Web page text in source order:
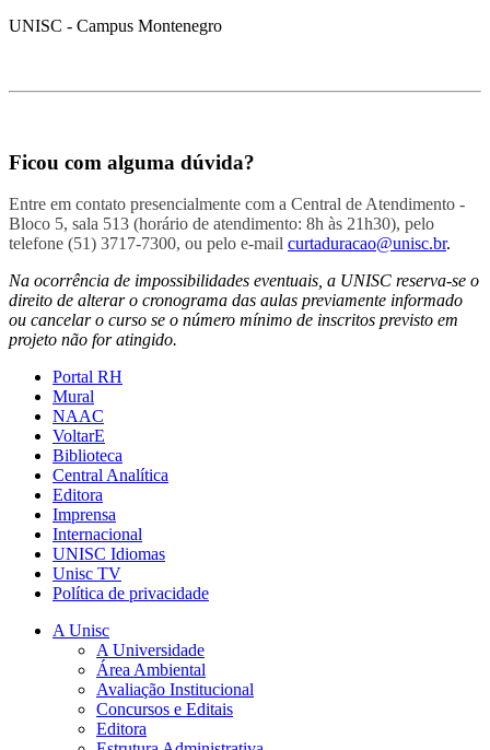
UNISC - Campus Montenegro
Ficou com alguma dúvida?
Entre em contato presencialmente com a Central de Atendimento -
Bloco 5, sala 513 (horário de atendimento: 8h às 21h30), pelo
telefone (51) 3717-7300, ou pelo e-mail curtaduracao@unisc.br.
Na ocorrência de impossibilidades eventuais, a UNISC reserva-se o
direito de alterar o cronograma das aulas previamente informado
ou cancelar o curso se o número mínimo de inscritos previsto em
projeto não for atingido.
Portal RH
Mural
NAAC
VoltarE
Biblioteca
Central Analítica
Editora
Imprensa
Internacional
UNISC Idiomas
Unisc TV
Política de privacidade
A Unisc
A Universidade
Área Ambiental
Avaliação Institucional
Concursos e Editais
Editora